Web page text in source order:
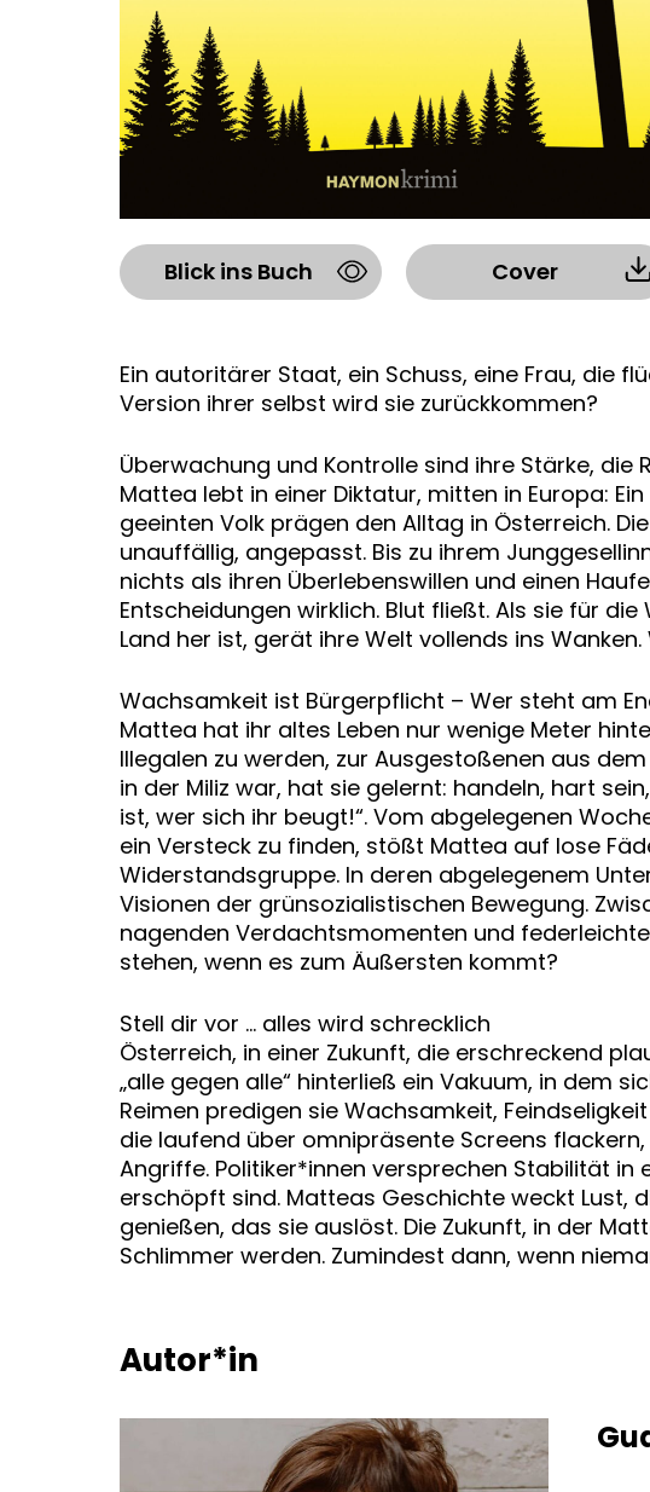
Blick ins Buch Cover
Ein autoritärer Staat, ein Schuss, eine Frau, die
Version ihrer selbst wird sie zurückkommen?
Überwachung und Kontrolle sind ihre Stärke, die
Mattea lebt in einer Diktatur, mitten in Europa:
geeinten Volk prägen den Alltag in Österreich.
unauffällig, angepasst. Bis zu ihrem
nichts als ihren Überlebenswillen und einen
Entscheidungen wirklich. Blut fließt. Als sie für
Land her ist, gerät ihre Welt vollends ins
Wachsamkeit ist Bürgerpflicht – Wer steht am
Mattea hat ihr altes Leben nur wenige Meter
Illegalen zu werden, zur Ausgestoßenen aus
in der Miliz war, hat sie gelernt: handeln, hart
ist, wer sich ihr beugt!“. Vom abgelegenen
ein Versteck zu finden, stößt Mattea auf lose
Widerstandsgruppe. In deren abgelegenem
Visionen der grünsozialistischen Bewegung.
nagenden Verdachtsmomenten und
stehen, wenn es zum Äußersten kommt?
Stell dir vor … alles wird schrecklich
Österreich, in einer Zukunft, die erschreckend
„alle gegen alle“ hinterließ ein Vakuum, in dem
Reimen predigen sie Wachsamkeit,
die laufend über omnipräsente Screens
Angriffe. Politiker*innen versprechen Stabilität
erschöpft sind. Matteas Geschichte weckt Lust,
genießen, das sie auslöst. Die Zukunft, in der
Schlimmer werden. Zumindest dann, wenn
Autor*in